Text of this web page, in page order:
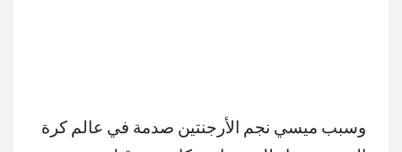
وسبب ميسي نجم الأرجنتين صدمة في عالم كرة